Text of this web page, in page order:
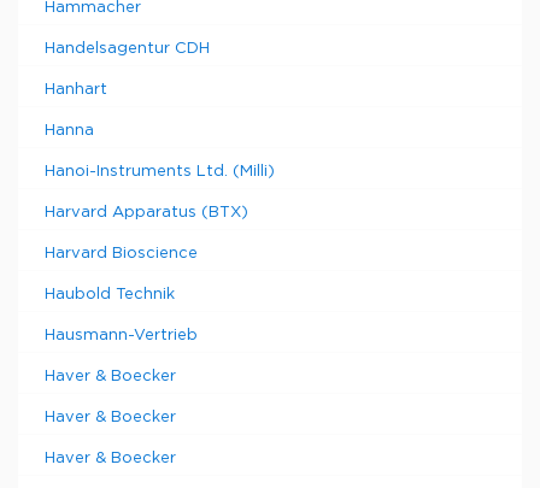
Hammacher
Handelsagentur CDH
Hanhart
Hanna
Hanoi-Instruments Ltd. (Milli)
Harvard Apparatus (BTX)
Harvard Bioscience
Haubold Technik
Hausmann-Vertrieb
Haver & Boecker
Haver & Boecker
Haver & Boecker